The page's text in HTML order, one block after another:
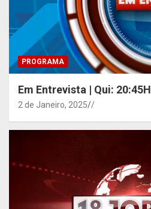
PROGRAMA
Em Entrevista | Qui: 20:45H
2 de Janeiro, 2025 /